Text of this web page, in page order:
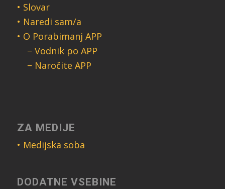
• Slovar
• Naredi sam/a
• O Porabimanj APP
− Vodnik po APP
− Naročite APP
ZA MEDIJE
• Medijska soba
DODATNE VSEBINE